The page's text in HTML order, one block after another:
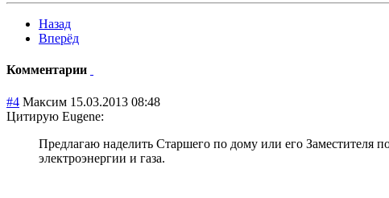
Назад
Вперёд
Комментарии
#4 Максим 15.03.2013 08:48
Цитирую Eugene:
Предлагаю наделить Старшего по дому или его Заместителя
электроэнергии и газа.